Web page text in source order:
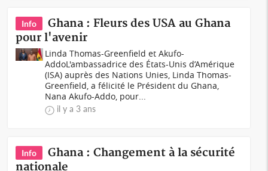
Info
Ghana : Fleurs des USA au Ghana
pour l'avenir
Linda Thomas-Greenfield et Akufo-
AddoL'ambassadrice des États-Unis d’Amérique
(ISA) auprès des Nations Unies, Linda Thomas-
Greenfield, a félicité le Président du Ghana,
Nana Akufo-Addo, pour...
il y a 3 ans
Info
Ghana : Changement à la sécurité
nationale